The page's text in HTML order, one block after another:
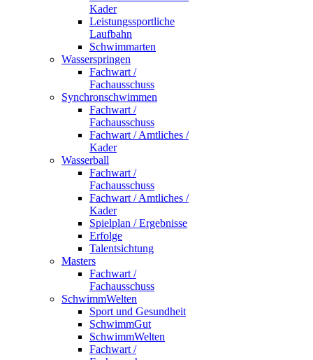
Kader
Leistungssportliche
Laufbahn
Schwimmarten
Wasserspringen
Fachwart /
Fachausschuss
Synchronschwimmen
Fachwart /
Fachausschuss
Fachwart / Amtliches /
Kader
Wasserball
Fachwart /
Fachausschuss
Fachwart / Amtliches /
Kader
Spielplan / Ergebnisse
Erfolge
Talentsichtung
Masters
Fachwart /
Fachausschuss
SchwimmWelten
Sport und Gesundheit
SchwimmGut
SchwimmWelten
Fachwart /